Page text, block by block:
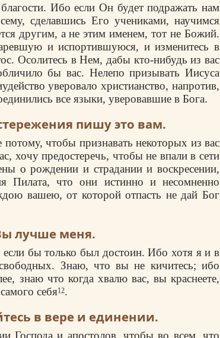
Ибо если Он будет подражать нам
сделавшись Его учениками, научимся
другим, а не этим именем, тот не Божий.
и испортившуюся, и изменитесь в
Осолитесь в Нем, дабы кто-нибудь из вас
бы вас. Нелепо призывать Иисуса
уверовало христианство, напротив,
все языки, уверовавшие в Бога.
пишу это вам.
чтобы признавать некоторых из вас
хочу предостеречь, чтобы не впали в сети
о рождении и страдании и воскресении,
Пилата, что они истинно и несомненно
вашею, от которой отпасть не дай Бог
лучше меня.
бы только был достоин. Ибо хотя я и в
Знаю, что вы не кичитесь; ибо
знаю что когда хвалю вас, вы краснеете,
себя12.
в вере и единении.